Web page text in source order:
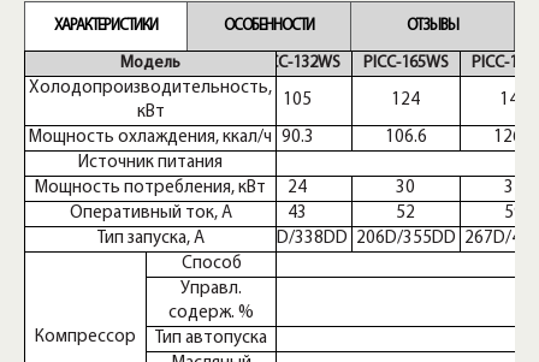
ХАРАКТЕРИСТИКИ ОСОБЕННОСТИ ОТЗЫВЫ
Модель
Холодопроизводительность,
кВт
Мощность охлаждения, ккал/ч
Источник питания
Мощность потребления, кВт
Оперативный ток, А
Тип запуска, А
Компрессор
Способ
Управл.
содерж. %
Тип автопуска
PICC-132WS PICC-165WS PICC-
105 124 147
90.3 106.6 126.4
24 30
32
43
52
59
169D/338DD 206D/355DD 267D/